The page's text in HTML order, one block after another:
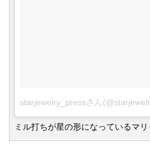
ミル打ちが星の形になっているマ